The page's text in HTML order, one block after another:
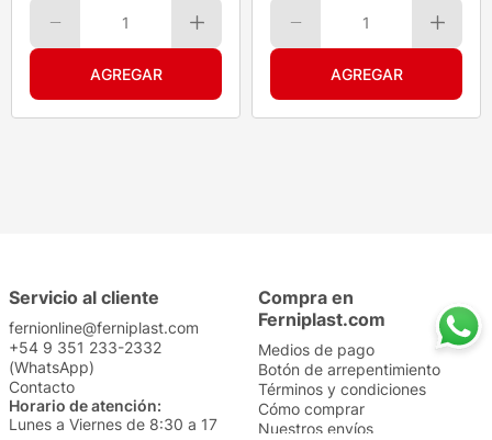
1 1
Servicio al cliente
fernionline@ferniplast.com
+54 9 351 233-2332
(WhatsApp)
Contacto
Horario de atención:
Lunes a Viernes de 8:30 a 17
Compra en
Ferniplast.com
Medios de pago
Botón de arrepentimiento
Términos y condiciones
Cómo comprar
Nuestros envíos